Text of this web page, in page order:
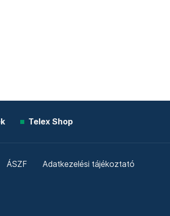
Telex Shop
ÁSZF Adatkezelési tájékoztató